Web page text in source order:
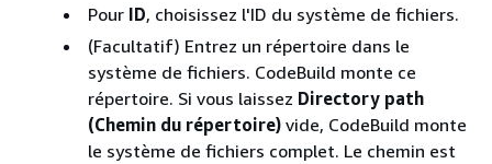
Pour ID, choisissez l'ID du système de fichiers.
(Facultatif) Entrez un répertoire dans le
système de fichiers. CodeBuild monte ce
répertoire. Si vous laissez Directory path
(Chemin du répertoire) vide, CodeBuild monte
le système de fichiers complet. Le chemin est